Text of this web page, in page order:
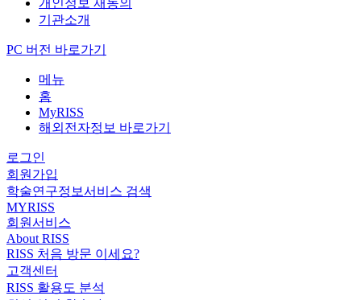
기관소개
PC 버전 바로가기
메뉴
홈
MyRISS
해외전자정보 바로가기
로그인
회원가입
학술연구정보서비스 검색
MYRISS
회원서비스
About RISS
RISS 처음 방문 이세요?
고객센터
RISS 활용도 분석